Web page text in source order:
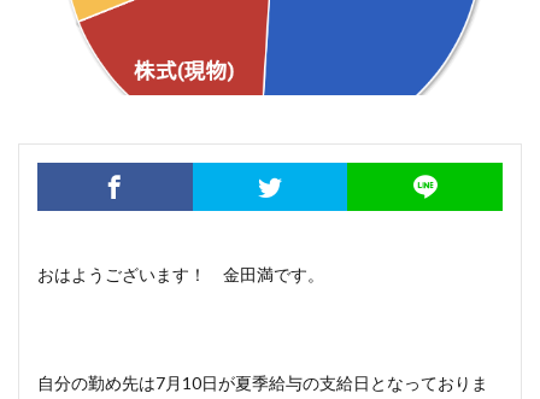
おはようございます！ 金田満です。
自分の勤め先は7月10日が夏季給与の支給日となっておりま